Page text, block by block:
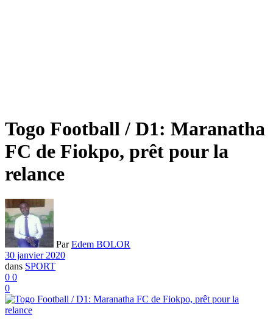
Togo Football / D1: Maranatha
FC de Fiokpo, prêt pour la
relance
Par Edem BOLOR
30 janvier 2020
dans SPORT
0 0
0